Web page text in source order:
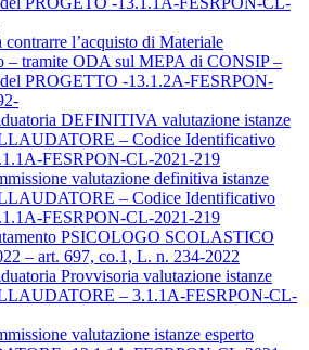
contrarre l’acquisto di Materiale
– tramite ODA sul MEPA di CONSIP –
del PROGETTO -13.1.2A-FESRPON-
DEFINITIVA valutazione istanze
– Codice Identificativo
FESRPON-CL-2021-219
valutazione definitiva istanze
– Codice Identificativo
FESRPON-CL-2021-219
PSICOLOGO SCOLASTICO
– art. 697, co.1, L. n. 234-2022
Provvisoria valutazione istanze
– 3.1.1A-FESRPON-CL-
valutazione istanze esperto